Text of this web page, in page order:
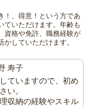
！、得意！という方であ
ていただけます。年齢も
資格や免許、職務経験が
していただけます。
寿子
ていますので、初め
い。
収納の経験やスキル